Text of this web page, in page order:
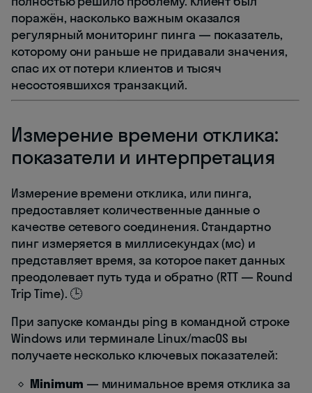
поражён, насколько важным оказался
регулярный мониторинг пинга — показатель,
которому они раньше не придавали значения,
спас их от потери клиентов и тысяч
несостоявшихся транзакций.
Измерение времени отклика:
показатели и интерпретация
Измерение времени отклика, или пинга,
предоставляет количественные данные о
качестве сетевого соединения. Стандартно
пинг измеряется в миллисекундах (мс) и
представляет время, за которое пакет данных
преодолевает путь туда и обратно (RTT — Round
Trip Time). 🕒
При запуске команды ping в командной строке
Windows или терминале Linux/macOS вы
получаете несколько ключевых показателей:
Minimum — минимальное время отклика за